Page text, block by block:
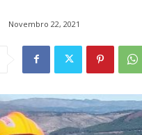
Novembro 22, 2021